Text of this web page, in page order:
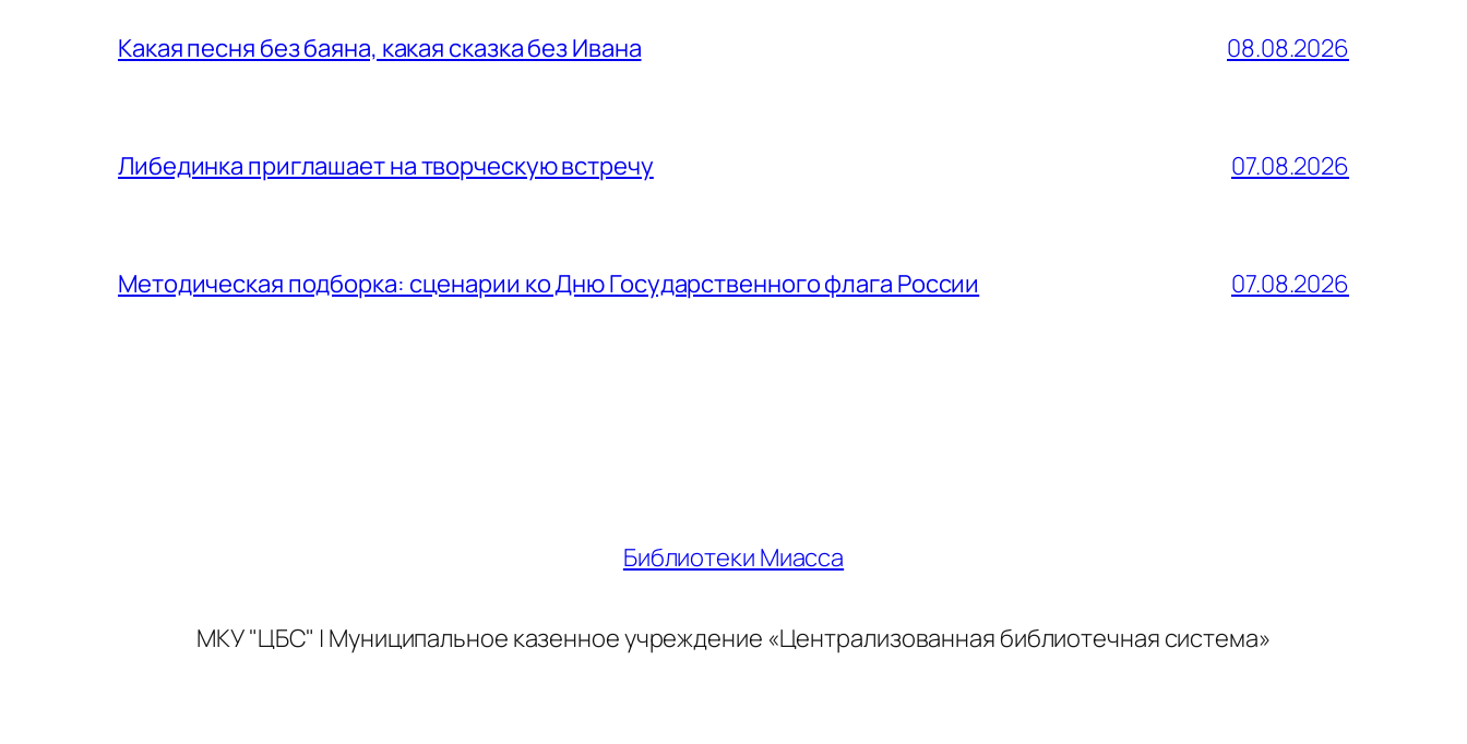
Какая песня без баяна, какая сказка без Ивана 08.08.2026
Либединка приглашает на творческую встречу 07.08.2026
Методическая подборка: сценарии ко Дню Государственного флага России 07.08.2026
Библиотеки Миасса
МКУ "ЦБС" | Муниципальное казенное учреждение «Централизованная библиотечная система»